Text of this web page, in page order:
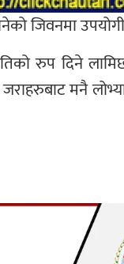
जिवनमा
रुप दिने
जराहरुबाट मनै